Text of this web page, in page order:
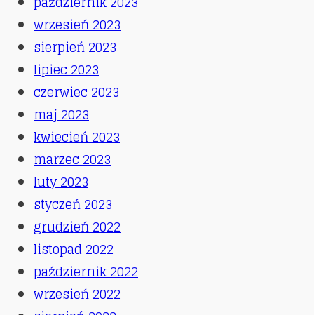
wrzesień 2023
sierpień 2023
lipiec 2023
czerwiec 2023
maj 2023
kwiecień 2023
marzec 2023
luty 2023
styczeń 2023
grudzień 2022
listopad 2022
październik 2022
wrzesień 2022